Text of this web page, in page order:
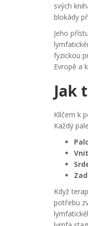
svých
blokády
Jeho
fyzickou
Evropě a
Jak
Klíčem k
Každý
Když
potřebu